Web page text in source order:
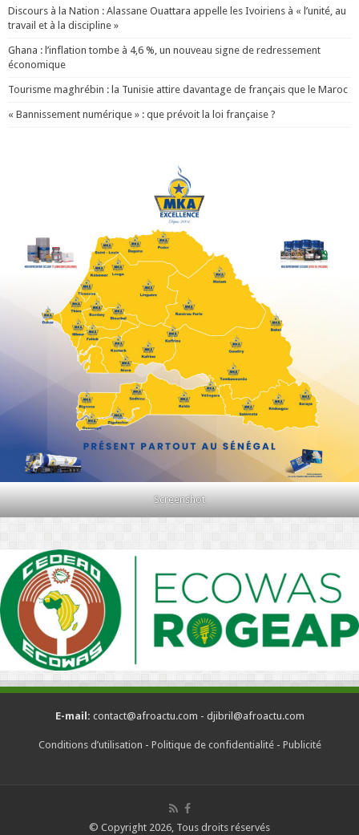
Discours à la Nation : Alassane Ouattara appelle les Ivoiriens à « l’unité, au
travail et à la discipline »
Ghana : l’inflation tombe à 4,6 %, un nouveau signe de redressement
économique
Tourisme maghrébin : la Tunisie attire davantage de français que le Maroc
« Bannissement numérique » : que prévoit la loi française ?
Screenshot
E-mail: contact@afroactu.com - djibril@afroactu.com
Conditions d’utilisation - Politique de confidentialité- Publicité
© Copyright 2026, Tous droits réservés